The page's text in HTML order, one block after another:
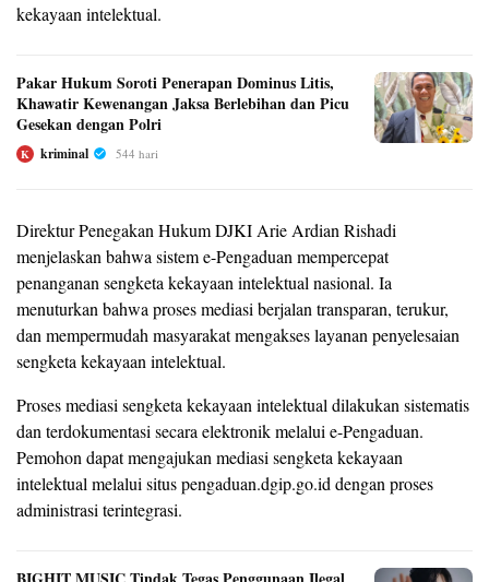
kekayaan intelektual.
Pakar Hukum Soroti Penerapan Dominus Litis,
Khawatir Kewenangan Jaksa Berlebihan dan Picu
Gesekan dengan Polri
K kriminal 544 hari
Direktur Penegakan Hukum DJKI Arie Ardian Rishadi
menjelaskan bahwa sistem e-Pengaduan mempercepat
penanganan sengketa kekayaan intelektual nasional. Ia
menuturkan bahwa proses mediasi berjalan transparan, terukur,
dan mempermudah masyarakat mengakses layanan penyelesaian
sengketa kekayaan intelektual.
Proses mediasi sengketa kekayaan intelektual dilakukan sistematis
dan terdokumentasi secara elektronik melalui e-Pengaduan.
Pemohon dapat mengajukan mediasi sengketa kekayaan
intelektual melalui situs pengaduan.dgip.go.id dengan proses
administrasi terintegrasi.